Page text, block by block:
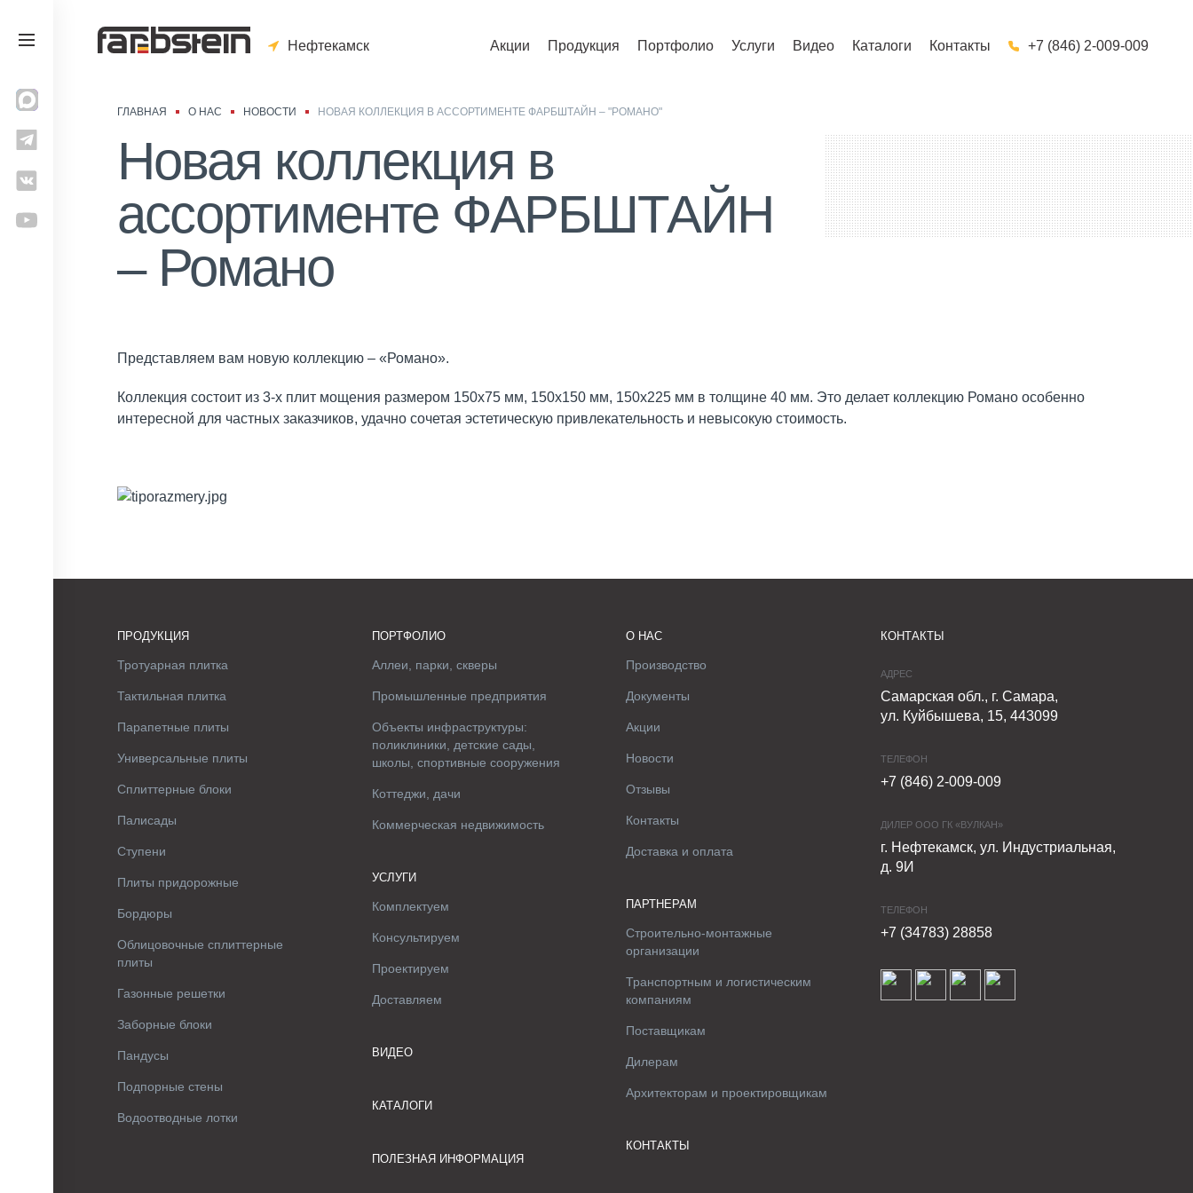
Нефтекамск Акции Продукция Портфолио Услуги Видео Каталоги Контакты +7 (846) 2-009-009
ГЛАВНАЯ О НАС НОВОСТИ НОВАЯ КОЛЛЕКЦИЯ В АССОРТИМЕНТЕ ФАРБШТАЙН – "РОМАНО"
Новая коллекция в
ассортименте ФАРБШТАЙН
– Романо
Представляем вам новую коллекцию – «Романо».
Коллекция состоит из 3-х плит мощения размером 150х75 мм, 150х150 мм, 150х225 мм в толщине 40 мм. Это делает коллекцию Романо особенно
интересной для частных заказчиков, удачно сочетая эстетическую привлекательность и невысокую стоимость.
ПРОДУКЦИЯ
Тротуарная плитка
Тактильная плитка
Парапетные плиты
Универсальные плиты
Сплиттерные блоки
Палисады
Ступени
Плиты придорожные
Бордюры
Облицовочные сплиттерные
плиты
Газонные решетки
Заборные блоки
Пандусы
Подпорные стены
Водоотводные лотки
ПОРТФОЛИО
Аллеи, парки, скверы
Промышленные предприятия
Объекты инфраструктуры:
поликлиники, детские сады,
школы, спортивные сооружения
Коттеджи, дачи
Коммерческая недвижимость
УСЛУГИ
Комплектуем
Консультируем
Проектируем
Доставляем
ВИДЕО
КАТАЛОГИ
ПОЛЕЗНАЯ ИНФОРМАЦИЯ
О НАС
Производство
Документы
Акции
Новости
Отзывы
Контакты
Доставка и оплата
ПАРТНЕРАМ
Строительно-монтажные
организации
Транспортным и логистическим
компаниям
Поставщикам
Дилерам
Архитекторам и проектировщикам
КОНТАКТЫ
КОНТАКТЫ
АДРЕС
Самарская обл., г. Самара,
ул. Куйбышева, 15, 443099
ТЕЛЕФОН
+7 (846) 2-009-009
ДИЛЕР ООО ГК «ВУЛКАН»
г. Нефтекамск, ул. Индустриальная,
д. 9И
ТЕЛЕФОН
+7 (34783) 28858